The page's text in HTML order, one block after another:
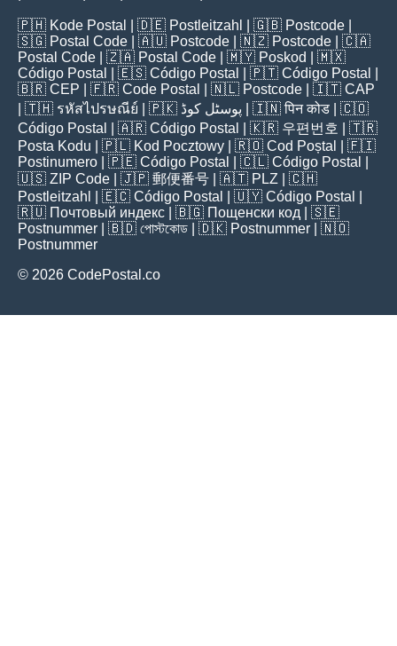
🇵🇭 Kode Postal | 🇩🇪 Postleitzahl | 🇬🇧 Postcode
🇸🇬 Postal Code | 🇦🇺 Postcode | 🇳🇿 Postcode | 🇨🇦
Postal Code | 🇿🇦 Postal Code | 🇲🇾 Poskod
| 🇲🇽
Código Postal
| 🇪🇸 Código Postal | 🇵🇹 Código Postal
🇧🇷 CEP | 🇫🇷 Code Postal | 🇳🇱 Postcode | 🇮🇹 CAP
| 🇹🇭 รหัสไปรษณีย์ | 🇵🇰 پوسٹل کوڈ | 🇮🇳पिन कोड | 🇨🇴
Código Postal
| 🇦🇷 Código Postal | 🇰🇷 우편번호
| 🇹🇷
Posta Kodu | 🇵🇱 Kod Pocztowy | 🇷🇴 Cod Poștal
| 🇫🇮
Postinumero | 🇵🇪 Código Postal | 🇨🇱 Código Postal
🇺🇸 ZIP Code | 🇯🇵 郵便番号 | 🇦🇹 PLZ | 🇨🇭
Postleitzahl
| 🇪🇨 Código Postal | 🇺🇾 Código Postal
🇷🇺 Почтовый индекс | 🇧🇬 Пощенски код | 🇸🇪
Postnummer | 🇧🇩 পোস্টকোড | 🇩🇰 Postnummer | 🇳🇴
Postnummer
© 2026 CodePostal.co